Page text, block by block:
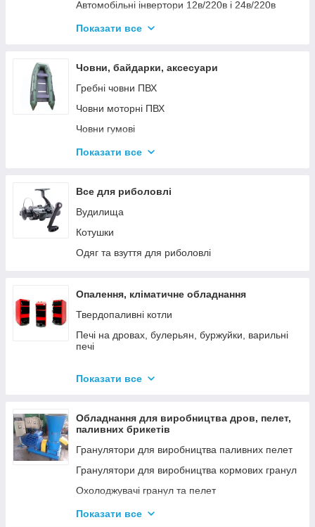
Автомобільні інвертори 12в/220в і 24в/220в
Вольтметры
Показати все
Човни, байдарки, аксесуари
Гребні човни ПВХ
Човни моторні ПВХ
Човни гумові
Надувні байдарки
Тюбінг
Страхувальні жилети
Човники ΩMega
Лодки Grif boat
Показати все
Все для риболовлі
Вудилища
Котушки
Одяг та взуття для риболовлі
Опалення, кліматичне обладнання
Твердопаливні котли
Печі на дровах, булерьян, буржуйки, варильні
печі
Котли електричні
Газові котли
Аксесуари для твердопаливних котлів
Показати все
Обладнання для виробництва дров, пелет,
паливних брикетів
Гранулятори для виробництва паливних пелет
Гранулятори для виробництва кормових гранул
Охолоджувачі гранул та пелет
Подрібнювачі
Показати все